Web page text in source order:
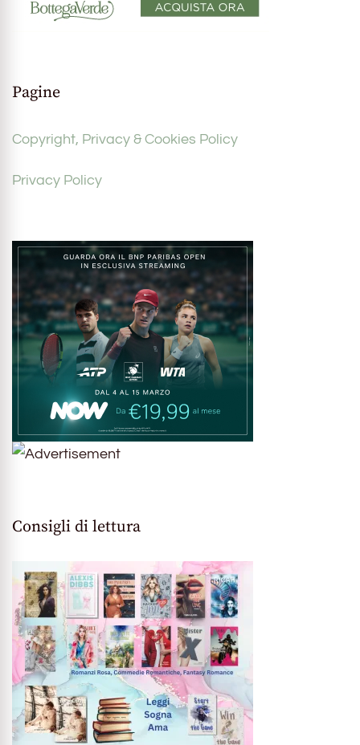
Pagine
Copyright, Privacy & Cookies Policy
Privacy Policy
Consigli di lettura